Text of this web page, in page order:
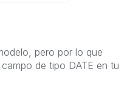
pero por lo que
de tipo DATE en tu